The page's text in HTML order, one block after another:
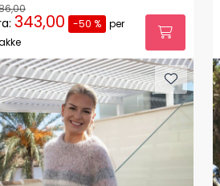
343,00 -50 % per